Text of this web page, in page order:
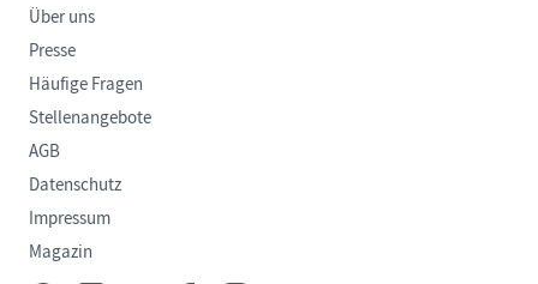
Über uns
Presse
Häufige Fragen
Stellenangebote
AGB
Datenschutz
Impressum
Magazin